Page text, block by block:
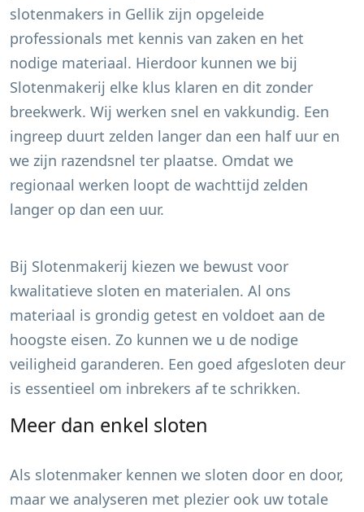
slotenmakers in Gellik zijn opgeleide
professionals met kennis van zaken en het
nodige materiaal. Hierdoor kunnen we bij
Slotenmakerij elke klus klaren en dit zonder
breekwerk. Wij werken snel en vakkundig. Een
ingreep duurt zelden langer dan een half uur en
we zijn razendsnel ter plaatse. Omdat we
regionaal werken loopt de wachttijd zelden
langer op dan een uur.
Bij Slotenmakerij kiezen we bewust voor
kwalitatieve sloten en materialen. Al ons
materiaal is grondig getest en voldoet aan de
hoogste eisen. Zo kunnen we u de nodige
veiligheid garanderen. Een goed afgesloten deur
is essentieel om inbrekers af te schrikken.
Meer dan enkel sloten
Als slotenmaker kennen we sloten door en door,
maar we analyseren met plezier ook uw totale